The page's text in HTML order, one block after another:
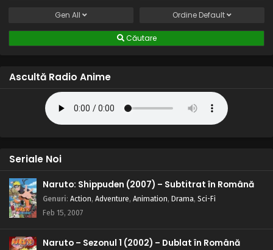
Gen All Ordine Default
Căutare
Ascultă Radio Anime
Seriale Noi
Naruto: Shippuden (2007) – Subtitrat în Română
Genuri: Action, Adventure, Animation, Drama, Sci-Fi
Feb 15, 2007
Naruto – Sezonul 1 (2002) – Dublat în Română